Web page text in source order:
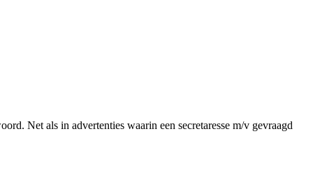
Net als in advertenties waarin een secretaresse m/v gevraagd